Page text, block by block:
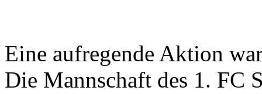
Eine aufregende Aktion
Die Mannschaft des 1. FC